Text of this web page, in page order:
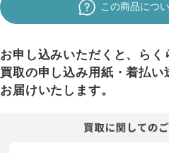
この商品につ
お申し込みいただくと、ら
買取の申し込み用紙・着払
お届けいたします。